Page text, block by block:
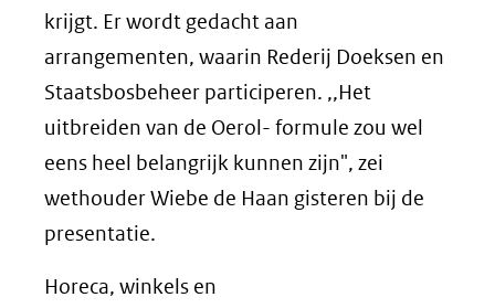
krijgt. Er wordt gedacht aan
arrangementen, waarin Rederij Doeksen en
Staatsbosbeheer participeren. ,,Het
uitbreiden van de Oerol- formule zou wel
eens heel belangrijk kunnen zijn", zei
wethouder Wiebe de Haan gisteren bij de
presentatie.
Horeca, winkels en